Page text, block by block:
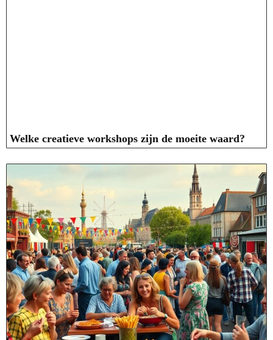
Welke creatieve workshops zijn de moeite waard?